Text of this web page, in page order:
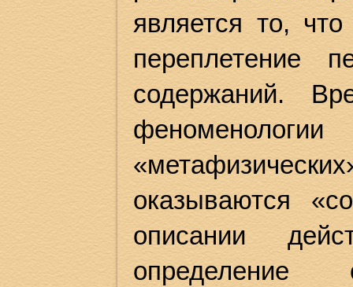
является то,
переплетение
содержаний.
оказываются
описании
определение